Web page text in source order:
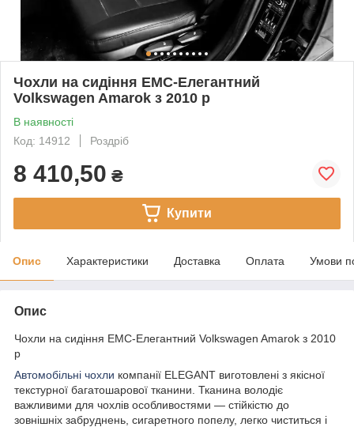
Чохли на сидіння EMC-Елегантний
Volkswagen Amarok з 2010 р
В наявності
Код: 14912
Роздріб
8 410,50 ₴
Купити
Опис Характеристики Доставка Оплата Умови
Опис
Чохли на сидіння EMC-Елегантний Volkswagen Amarok з 2010
р
Автомобільні чохли компанії ELEGANT виготовлені з якісної
текстурної багатошарової тканини. Тканина володіє
важливими для чохлів особливостями — стійкістю до
зовнішніх забруднень, сигаретного попелу, легко чиститься і